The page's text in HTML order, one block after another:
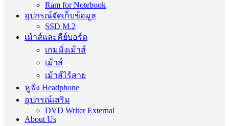
Ram for Notebook
อุปกรณ์จัดเก็บข้อมูล
SSD M.2
เม้าส์และคีย์บอร์ด
เกมมิ่งเม้าส์
เม้าส์
เม้าส์ไร้สาย
หูฟัง Headphone
อุปกรณ์เสริม
DVD Writer External
About Us